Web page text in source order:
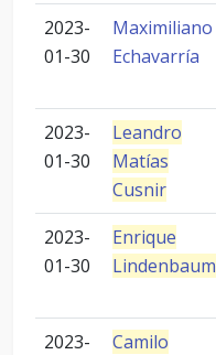
2023-
01-30
Maximiliano
Echavarría
2023-
01-30
Leandro
Matías
Cusnir
2023-
01-30
Enrique
Lindenbaum
2023-
Camilo